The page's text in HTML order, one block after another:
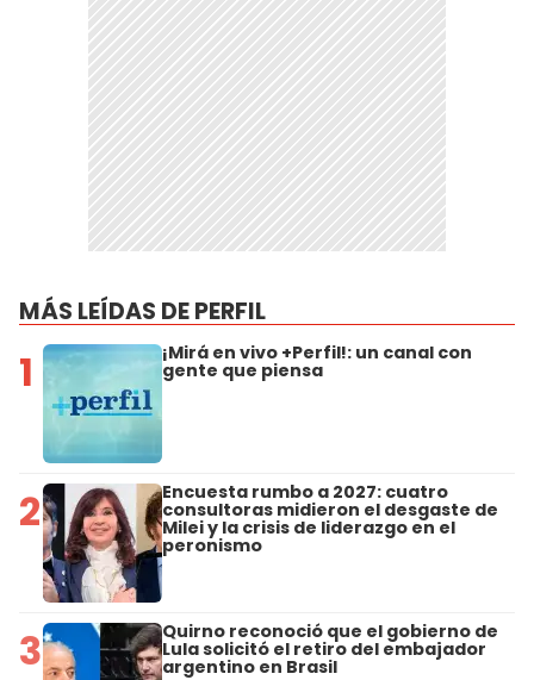
MÁS LEÍDAS DE PERFIL
1 ¡Mirá en vivo +Perfil!: un canal con
gente que piensa
2 Encuesta rumbo a 2027: cuatro
consultoras midieron el desgaste de
Milei y la crisis de liderazgo en el
peronismo
3 Quirno reconoció que el gobierno de
Lula solicitó el retiro del embajador
argentino en Brasil